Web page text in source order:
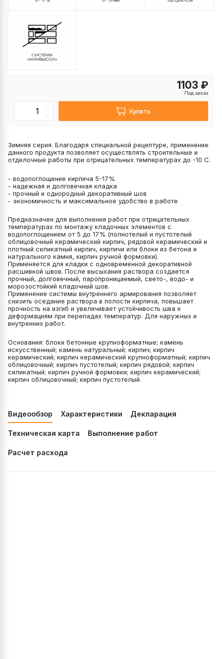
Купить
1103 ₽
Под заказ
Зимняя серия. Благодаря специальной рецептуре, применение
данного продукта позволяет осуществлять строительные и
отделочные работы при отрицательных температурах до -10 С.
- водопоглощение кирпича 5-17%
- надежная и долговечная кладка
- прочный и однородный декоративный шов
- экономичность и максимальное удобство в работе
Предназначен для выполнения работ при отрицательных
температурах по монтажу кладочных элементов с
водопоглощением от 5 до 17% (полнотелый и пустотелый
облицовочный керамический кирпич, рядовой керамический и
плотный силикатный кирпич, кирпичи или блоки из бетона и
натурального камня, кирпич ручной формовки).
Применяется для кладки с одновременной декоративной
расшивкой швов. После высыхания раствора создается
прочный, долговечный, паропроницаемый, свето-, водо- и
морозостойкий кладочный шов.
Применение системы внутреннего армирования позволяет
снизить оседание раствора в полости кирпича, повышает
прочность на изгиб и увеличивает устойчивость шва к
деформациям при перепадах температур. Для наружных и
внутренних работ.
Основания: блоки бетонные крупноформатные; камень
искусственный; камень натуральный; кирпич; кирпич
керамический; кирпич керамический крупноформатный; кирпич
облицовочный; кирпич пустотелый; кирпич рядовой; кирпич
силикатный; кирпич ручной формовки; кирпич керамический;
кирпич облицовочный; кирпич пустотелый.
Видеообзор Характеристики Декларация
Техническая карта Выполнение работ
Расчет расхода